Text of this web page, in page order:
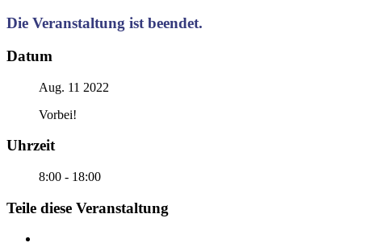
Die Veranstaltung ist beendet.
Datum
Aug. 11 2022
Vorbei!
Uhrzeit
8:00 - 18:00
Teile diese Veranstaltung